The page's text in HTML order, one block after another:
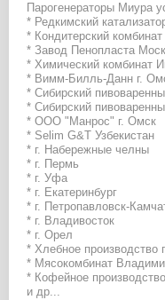
Парогенераторы Миура
* Редкимский
* Кондитерский комбинат
* Завод Пенопласта
* Химический комбинат
* Вимм-Билль-Данн г.
* Сибирский
* Сибирский
* ООО "Манрос" г. Омск
* Selim G&T Узбекистан
* г. Набережные челны
* г. Пермь
* г. Уфа
* г. Екатеринбург
* г. Петропавловск-
* г. Владивосток
* г. Орел
* Хлебное производство
* Мясокомбинат
* Кофейное
и др...